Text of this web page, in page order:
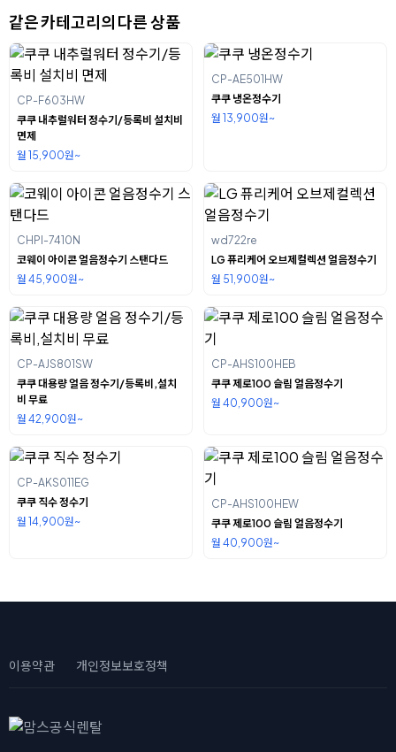
같은 카테고리의 다른 상품
CP-F603HW
쿠쿠 내추럴워터 정수기/등록비 설치비
면제
월 15,900원~
CP-AE501HW
쿠쿠 냉온정수기
월 13,900원~
CHPI-7410N
코웨이 아이콘 얼음정수기 스탠다드
월 45,900원~
wd722re
LG 퓨리케어 오브제컬렉션 얼음정수기
월 51,900원~
CP-AJS801SW
쿠쿠 대용량 얼음 정수기/등록비,설치
비 무료
월 42,900원~
CP-AHS100HEB
쿠쿠 제로100 슬림 얼음정수기
월 40,900원~
CP-AKS011EG
쿠쿠 직수 정수기
월 14,900원~
CP-AHS100HEW
쿠쿠 제로100 슬림 얼음정수기
월 40,900원~
이용약관 개인정보보호정책